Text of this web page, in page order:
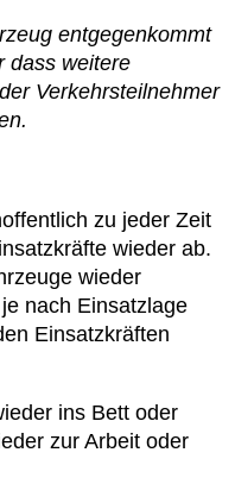
entgegenkommt
dass weitere
Verkehrsteilnehmer
zu jeder Zeit
wieder ab.
wieder
nach Einsatzlage
Einsatzkräften
ins Bett oder
zur Arbeit oder